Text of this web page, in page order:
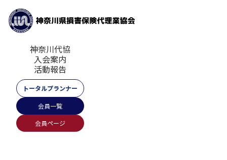
神奈川代協
入会案内
活動報告
トータルプランナー
会員一覧
会員ページ